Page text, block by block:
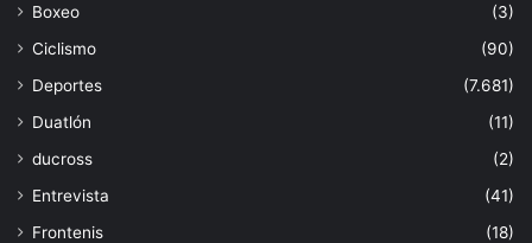
Boxeo
(3)
Ciclismo
(90)
Deportes
(7.681)
Duatlón
(11)
ducross
(2)
Entrevista
(41)
Frontenis
(18)